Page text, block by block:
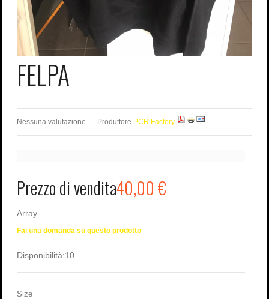
FELPA
Nessuna valutazione Produttore PCR Factory
Prezzo di vendita40,00 €
Array
Fai una domanda su questo prodotto
Disponibilità:10
Size